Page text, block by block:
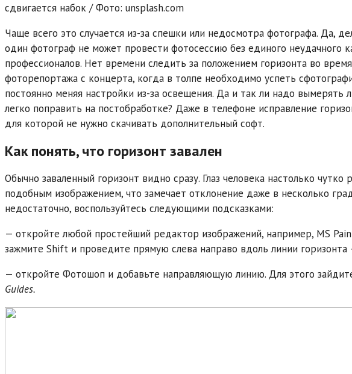
сдвигается набок / Фото: unsplash.com
Чаще всего это случается из-за спешки или недосмотра фотографа. Да,
один фотограф не может провести фотосессию без единого неудачного
профессионалов. Нет времени следить за положением горизонта во
фоторепортажа с концерта, когда в толпе необходимо успеть
постоянно меняя настройки из-за освещения. Да и так ли надо вымерять
легко поправить на постобработке? Даже в телефоне исправление
для которой не нужно скачивать дополнительный софт.
Как понять, что горизонт завален
Обычно заваленный горизонт видно сразу. Глаз человека настолько
подобным изображением, что замечает отклонение даже в несколько
недостаточно, воспользуйтесь следующими подсказками:
— откройте любой простейший редактор изображений, например, MS
зажмите Shift и проведите прямую слева направо вдоль линии
— откройте Фотошоп и добавьте направляющую линию. Для этого
Guides.